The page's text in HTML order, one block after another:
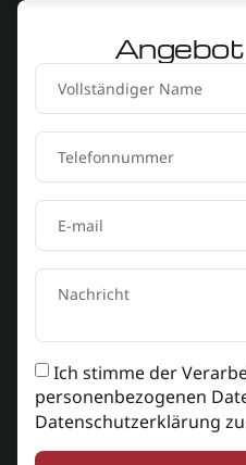
Ich stimme der
personenbezogenen
Datenschutzerklärung